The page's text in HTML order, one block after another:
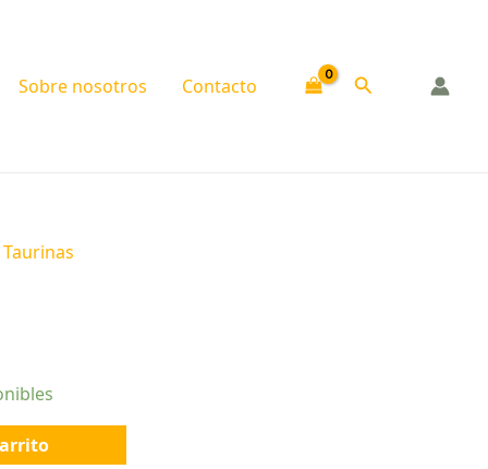
Sobre nosotros Contacto Buscar